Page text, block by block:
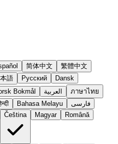
简体中文
繁體中文
語 Русский
Dansk
Bokmål العربية
ภาษาไทย
Bahasa Melayu
فارسی
Čeština Magyar Română